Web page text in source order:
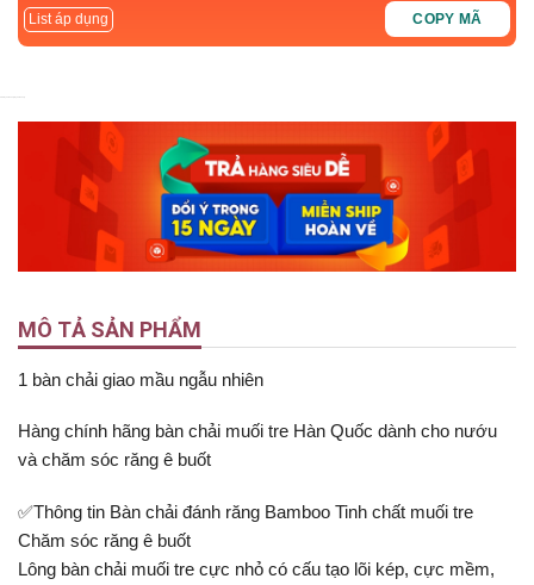
List áp dụng COPY MÃ
MÔ TẢ SẢN PHẨM
1 bàn chải giao mầu ngẫu nhiên
Hàng chính hãng bàn chải muối tre Hàn Quốc dành cho nướu
và chăm sóc răng ê buốt
✅Thông tin Bàn chải đánh răng Bamboo Tinh chất muối tre
Chăm sóc răng ê buốt
Lông bàn chải muối tre cực nhỏ có cấu tạo lõi kép, cực mềm,